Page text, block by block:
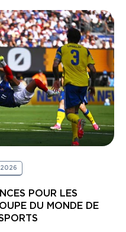
2026
POUR LES
DU MONDE DE